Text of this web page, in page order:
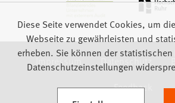
Impressum Datenschutz
Feedback
Diese Seite verwendet Cookies, um
Webseite zu gewährleisten und
erheben. Sie können der
Datenschutzeinstellungen